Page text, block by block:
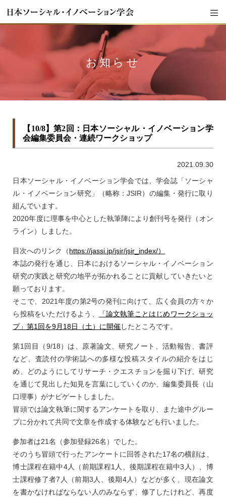
お知らせ
【10/8】第2回：日本ソーシャル・イノベーション学
会編集委員会・連続ワークショップ
2021.09.30
日本ソーシャル・イノベーション学会では、学会誌「ソーシャ
ル・イノベーション研究」（略称：JSIR）の編集・発行に取り
組んでいます。
2020年度に理事を中心とした執筆陣により創刊号を発行（オン
ライン）しました。
目次へのリンク（https://jassi.jp/jsir/jsir_index/）
本誌の発行を通じ、日本におけるソーシャル・イノベーション
研究の実践と研究の地平が拓かれることに貢献していきたいと
願っております。
そこで、2021年度の第2号の発刊に向けて、広く会員の方々か
ら投稿をいただけるよう、
「論文執筆ことはじめワークショッ
プ」第1回を9月18日（土）に開催したところです。
第1回目（9/18）は、原著論文、研究ノート、活動報告、書評
など、査読付の学術誌への多様な投稿スタイルの紹介をはじ
め、どのようにしてリサーチ・クエスチョンを掘り下げ、研究
を通じて見出した知見を言葉にしていくのか、編集委員長（山
口理事）がナビゲートしました。
冒頭では論文執筆に関するアンケートを取り、また途中グルー
プに分かれて共同で文章を作成する体験なども行いました。
参加者は21名（参加登録26名）でした。
そのうち冒頭で行ったアンケートに回答された17名の横顔は、
博士課程在籍中4人（前期課程1人、後期課程在籍中3人）、博
士課程修了者7人（前期3人、後期4人）などが多く、現在論文
を書かなければならない人のみならず、修了したけれど、再度